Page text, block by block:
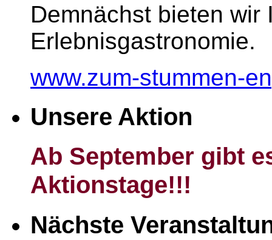
Demnächst bieten wir
Erlebnisgastronomie.
www.zum-stummen-
Unsere Aktion
Ab September gibt
Aktionstage!!!
Nächste